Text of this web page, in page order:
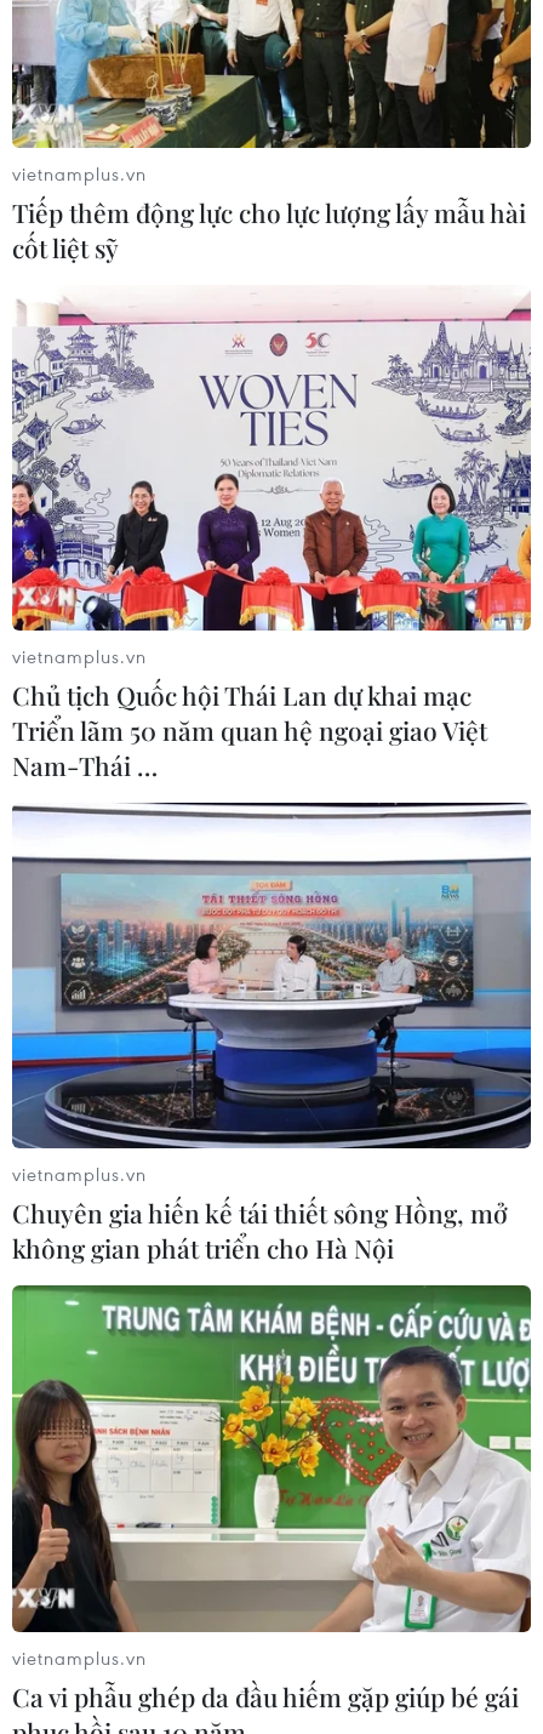
TIN CÙNG CHUYÊN MỤC
Quân đội Hàn Quốc thông báo Triều
Tiên phóng vật thể chưa xác định
06/08/2026 08:31
vietnamplus.vn
Tiếp thêm động lực cho lực lượng lấy mẫu hài
cốt liệt sỹ
vietnamplus.vn
Chủ tịch Quốc hội Thái Lan dự khai mạc
Triển lãm 50 năm quan hệ ngoại giao Việt
Nam-Thái …
vietnamplus.vn
Chuyên gia hiến kế tái thiết sông Hồng, mở
không gian phát triển cho Hà Nội
vietnamplus.vn
Ca vi phẫu ghép da đầu hiếm gặp giúp bé gái